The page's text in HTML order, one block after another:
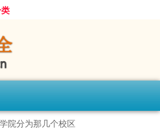
院分为那几个校区